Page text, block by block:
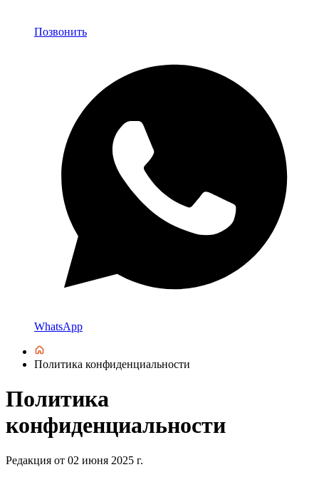
Позвонить
WhatsApp
Политика конфиденциальности
Политика
конфиденциальности
Редакция от 02 июня 2025 г.